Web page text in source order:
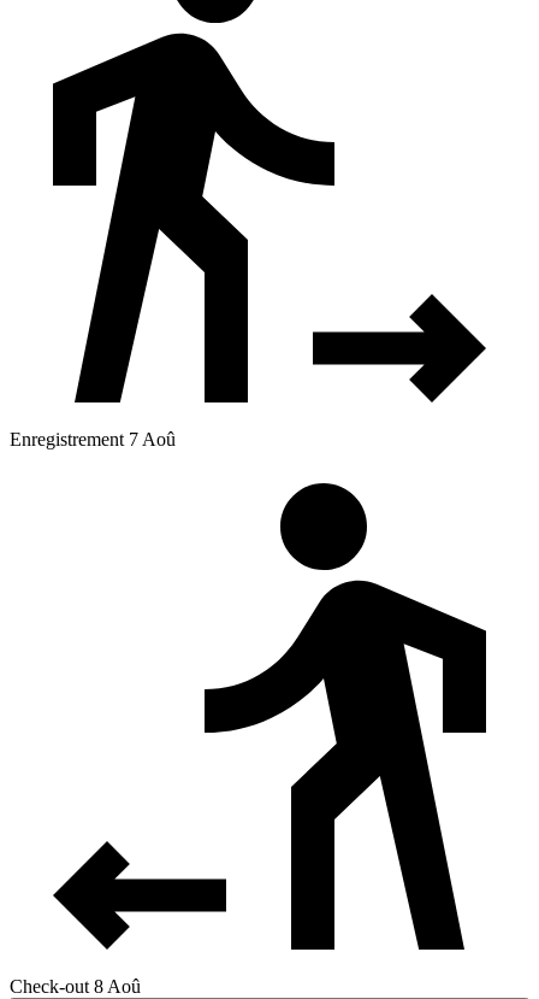
Enregistrement 7 Aoû
Check-out 8 Aoû